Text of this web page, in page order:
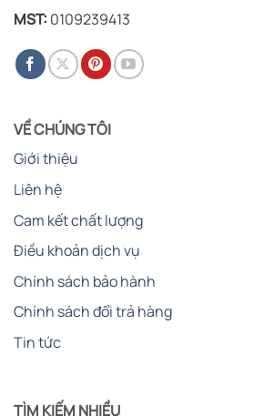
MST: 0109239413
VỀ CHÚNG TÔI
Giới thiệu
Liên hệ
Cam kết chất lượng
Điều khoản dịch vụ
Chính sách bảo hành
Chính sách đổi trả hàng
Tin tức
TÌM KIẾM NHIỀU